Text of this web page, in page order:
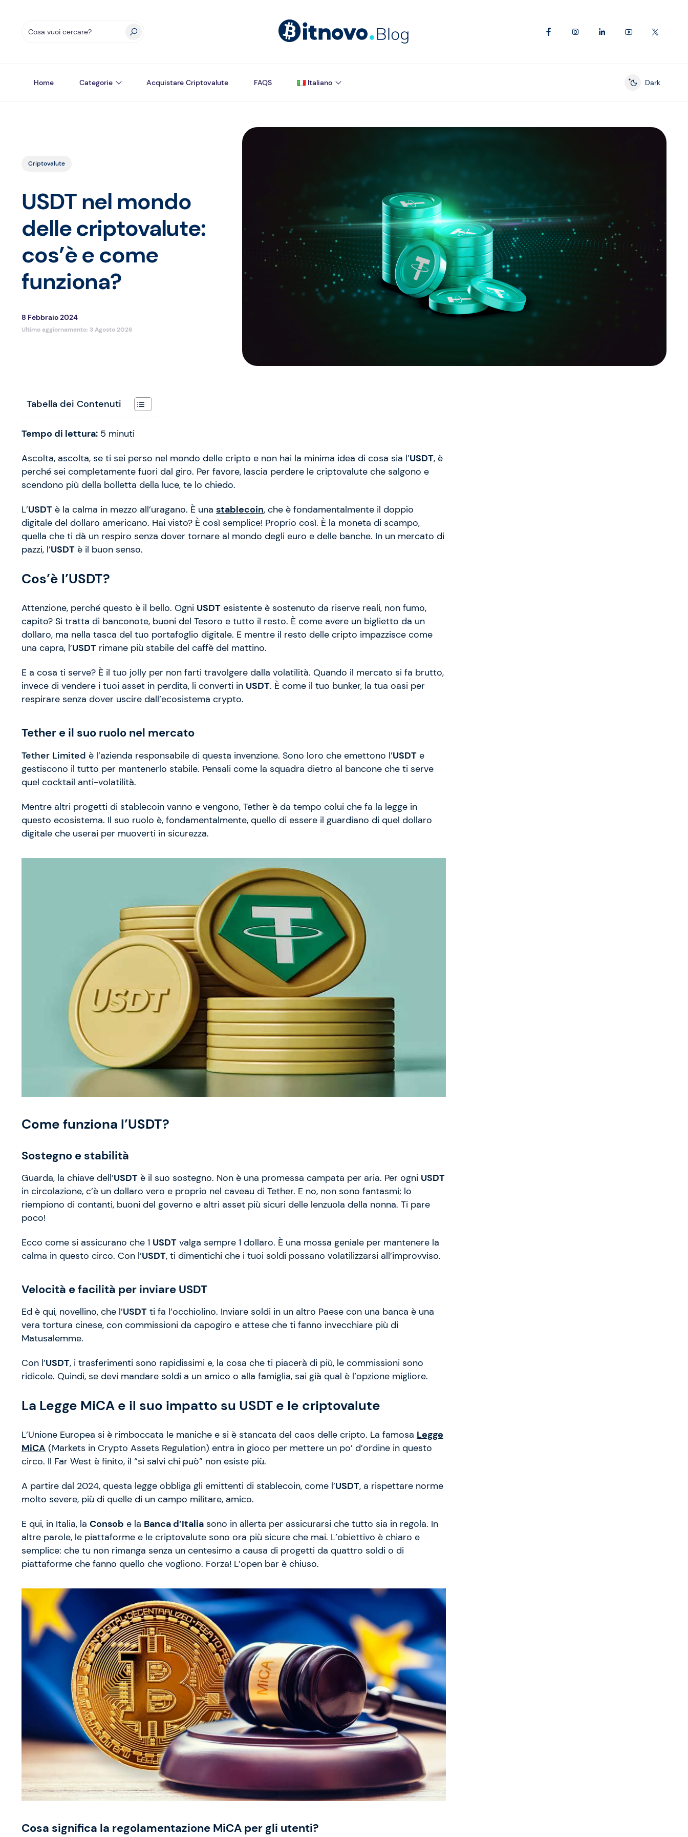
Home Categorie Acquistare Criptovalute FAQS Italiano
Enable dark
Dark
Criptovalute
USDT nel mondo
delle criptovalute:
cos’è e come
funziona?
8 Febbraio 2024
Ultimo aggiornamento: 3 Agosto 2026
Tabella dei Contenuti
Tempo di lettura: 5 minuti
Ascolta, ascolta, se ti sei perso nel mondo delle cripto e non hai la minima idea di cosa sia l’USDT, è
perché sei completamente fuori dal giro. Per favore, lascia perdere le criptovalute che salgono e
scendono più della bolletta della luce, te lo chiedo.
L’USDT è la calma in mezzo all’uragano. È una stablecoin, che è fondamentalmente il doppio
digitale del dollaro americano. Hai visto? È così semplice! Proprio così. È la moneta di scampo,
quella che ti dà un respiro senza dover tornare al mondo degli euro e delle banche. In un mercato di
pazzi, l’USDT è il buon senso.
Cos’è l’USDT?
Attenzione, perché questo è il bello. Ogni USDT esistente è sostenuto da riserve reali, non fumo,
capito? Si tratta di banconote, buoni del Tesoro e tutto il resto. È come avere un biglietto da un
dollaro, ma nella tasca del tuo portafoglio digitale. E mentre il resto delle cripto impazzisce come
una capra, l’USDT rimane più stabile del caffè del mattino.
E a cosa ti serve? È il tuo jolly per non farti travolgere dalla volatilità. Quando il mercato si fa brutto,
invece di vendere i tuoi asset in perdita, li converti in USDT. È come il tuo bunker, la tua oasi per
respirare senza dover uscire dall’ecosistema crypto.
Tether e il suo ruolo nel mercato
Tether Limited è l’azienda responsabile di questa invenzione. Sono loro che emettono l’USDT e
gestiscono il tutto per mantenerlo stabile. Pensali come la squadra dietro al bancone che ti serve
quel cocktail anti-volatilità.
Mentre altri progetti di stablecoin vanno e vengono, Tether è da tempo colui che fa la legge in
questo ecosistema. Il suo ruolo è, fondamentalmente, quello di essere il guardiano di quel dollaro
digitale che userai per muoverti in sicurezza.
Come funziona l’USDT?
Sostegno e stabilità
Guarda, la chiave dell’USDT è il suo sostegno. Non è una promessa campata per aria. Per ogni USDT
in circolazione, c’è un dollaro vero e proprio nel caveau di Tether. E no, non sono fantasmi; lo
riempiono di contanti, buoni del governo e altri asset più sicuri delle lenzuola della nonna. Ti pare
poco!
Ecco come si assicurano che 1 USDT valga sempre 1 dollaro. È una mossa geniale per mantenere la
calma in questo circo. Con l’USDT, ti dimentichi che i tuoi soldi possano volatilizzarsi all’improvviso.
Velocità e facilità per inviare USDT
Ed è qui, novellino, che l’USDT ti fa l’occhiolino. Inviare soldi in un altro Paese con una banca è una
vera tortura cinese, con commissioni da capogiro e attese che ti fanno invecchiare più di
Matusalemme.
Con l’USDT, i trasferimenti sono rapidissimi e, la cosa che ti piacerà di più, le commissioni sono
ridicole. Quindi, se devi mandare soldi a un amico o alla famiglia, sai già qual è l’opzione migliore.
La Legge MiCA e il suo impatto su USDT e le criptovalute
L’Unione Europea si è rimboccata le maniche e si è stancata del caos delle cripto. La famosa Legge
MiCA (Markets in Crypto Assets Regulation) entra in gioco per mettere un po’ d’ordine in questo
circo. Il Far West è finito, il “si salvi chi può” non esiste più.
A partire dal 2024, questa legge obbliga gli emittenti di stablecoin, come l’USDT, a rispettare norme
molto severe, più di quelle di un campo militare, amico.
E qui, in Italia, la Consob e la Banca d’Italia sono in allerta per assicurarsi che tutto sia in regola. In
altre parole, le piattaforme e le criptovalute sono ora più sicure che mai. L’obiettivo è chiaro e
semplice: che tu non rimanga senza un centesimo a causa di progetti da quattro soldi o di
piattaforme che fanno quello che vogliono. Forza! L’open bar è chiuso.
Cosa significa la regolamentazione MiCA per gli utenti?